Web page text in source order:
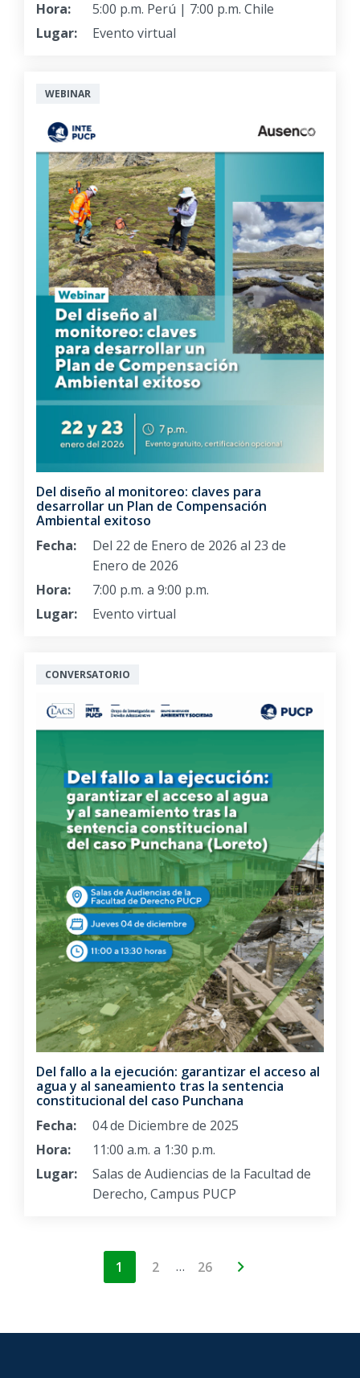
Hora:
5:00 p.m. Perú | 7:00 p.m. Chile
Lugar:
Evento virtual
WEBINAR
Del diseño al monitoreo: claves para
desarrollar un Plan de Compensación
Ambiental exitoso
Fecha:
Del 22 de Enero de 2026 al 23 de
Enero de 2026
Hora:
7:00 p.m. a 9:00 p.m.
Lugar:
Evento virtual
CONVERSATORIO
Del fallo a la ejecución: garantizar el acceso al
agua y al saneamiento tras la sentencia
constitucional del caso Punchana
Fecha:
04 de Diciembre de 2025
Hora:
11:00 a.m. a 1:30 p.m.
Lugar:
Salas de Audiencias de la Facultad de
Derecho, Campus PUCP
1 2 … 26